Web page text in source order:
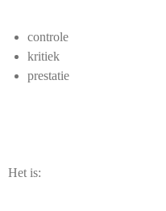
controle
kritiek
prestatie
Het is: